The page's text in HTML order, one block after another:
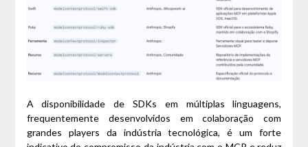
A disponibilidade de SDKs em múltiplas linguagens,
frequentemente desenvolvidos em colaboração com
grandes players da indústria tecnológica, é um forte